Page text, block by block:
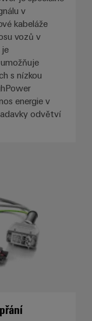
v
kabeláže
vozů v
s nízkou
energie v
odvětví